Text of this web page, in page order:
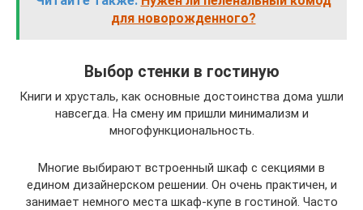
для новорожденного?
Выбор стенки в гостиную
Книги и хрусталь, как основные достоинства дома ушли
навсегда. На смену им пришли минимализм и
многофункциональность.
Многие выбирают встроенный шкаф с секциями в
едином дизайнерском решении. Он очень практичен, и
занимает немного места шкаф-купе в гостиной. Часто